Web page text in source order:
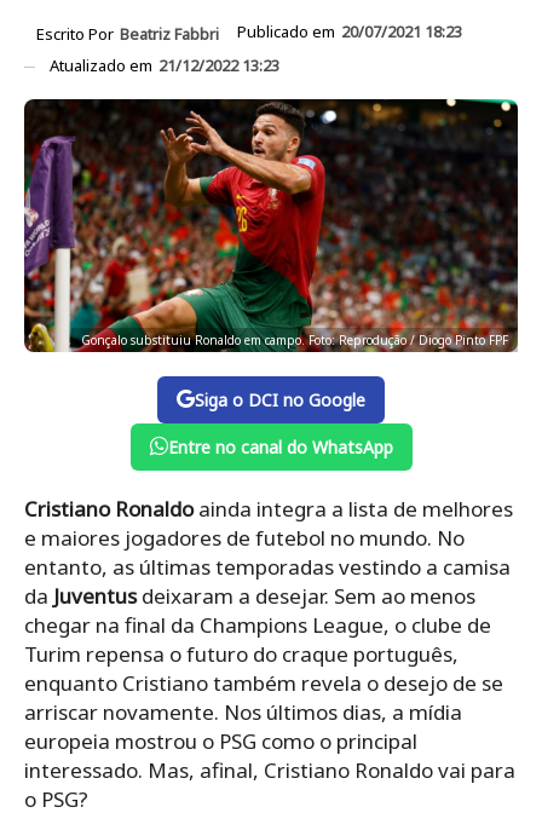
Escrito Por Beatriz Fabbri Publicado em 20/07/2021 18:23
Atualizado em 21/12/2022 13:23
Gonçalo substituiu Ronaldo em campo. Foto: Reprodução / Diogo Pinto FPF
Siga o DCI no Google
Entre no canal do WhatsApp
Cristiano Ronaldoainda integra a lista de melhores
e maiores jogadores de futebol no mundo. No
entanto, as últimas temporadas vestindo a camisa
da Juventusdeixaram a desejar. Sem ao menos
chegar na final da Champions League, o clube de
Turim repensa o futuro do craque português,
enquanto Cristiano também revela o desejo de se
arriscar novamente. Nos últimos dias, a mídia
europeia mostrou o PSG como o principal
interessado. Mas, afinal, Cristiano Ronaldo vai para
o PSG?